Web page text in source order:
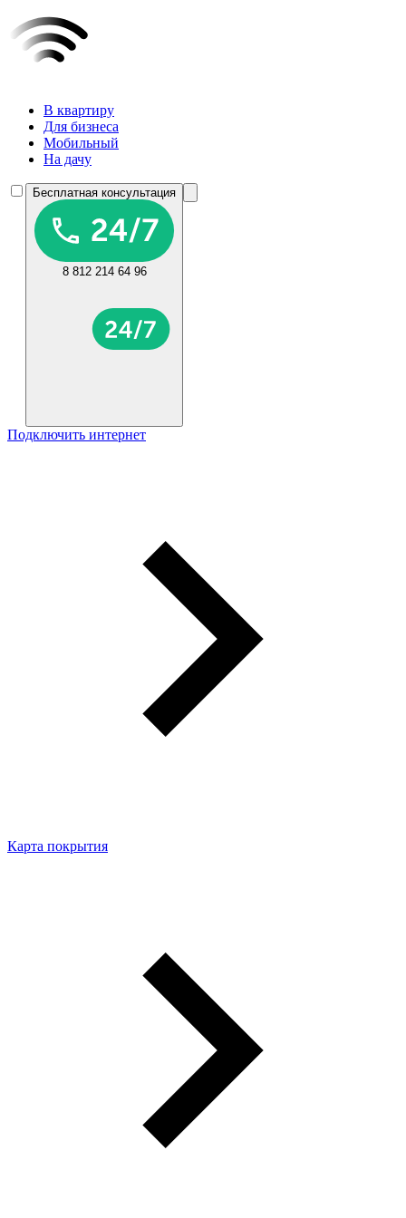
В квартиру
Для бизнеса
Мобильный
На дачу
Бесплатная консультация
8 812 214 64 96
Подключить интернет
Карта покрытия